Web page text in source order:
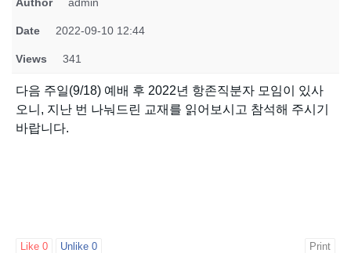
Date 2022-09-10 12:44
Views 341
다음 주일(9/18) 예배 후 2022년 항존직분자 모임이 있사
오니, 지난 번 나눠드린 교재를 읽어보시고 참석해 주시기
바랍니다.
Like 0 Unlike 0 Print